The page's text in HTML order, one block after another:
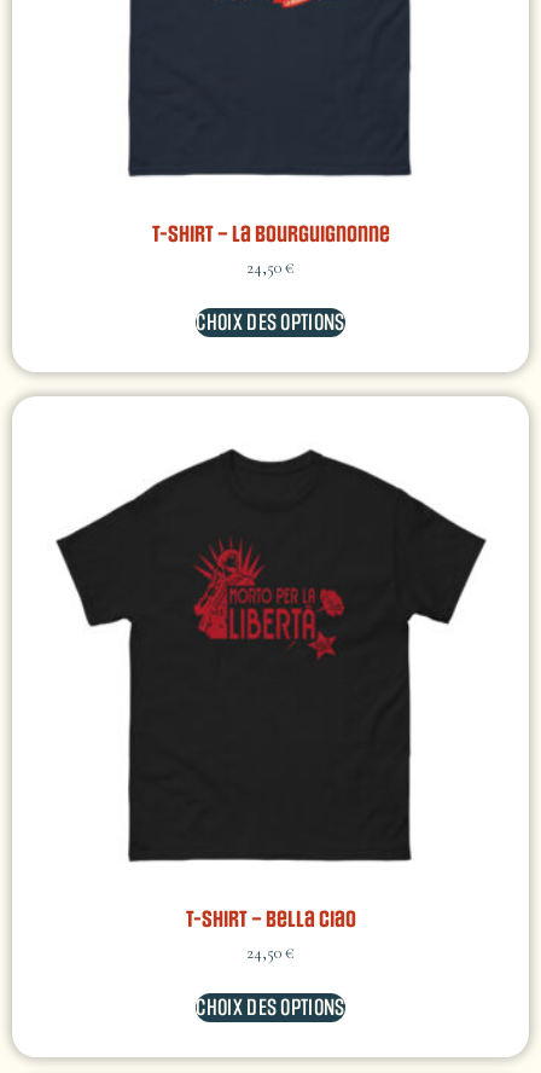
T-shirt – La Bourguignonne
24,50€
CHOIX DES OPTIONS
T-shirt – Bella Ciao
24,50€
CHOIX DES OPTIONS